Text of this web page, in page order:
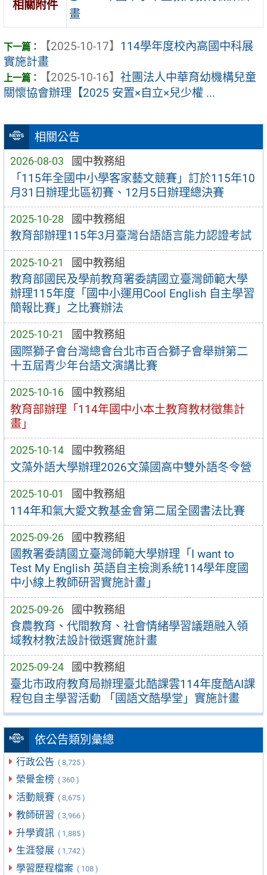
相關公告
2026-08-03 國中教務組
「115年全國中小學客家藝文競賽」訂於115年10
月31日辦理北區初賽、12月5日辦理總決賽
2025-10-28 國中教務組
教育部辦理115年3月臺灣台語語言能力認證考試
2025-10-21 國中教務組
教育部國民及學前教育署委請國立臺灣師範大學
辦理115年度「國中小運用Cool English 自主學習
簡報比賽」之比賽辦法
2025-10-21 國中教務組
國際獅子會台灣總會台北市百合獅子會舉辦第二
十五屆青少年台語文演講比賽
2025-10-16 國中教務組
教育部辦理「114年國中小本土教育教材徵集計
畫」
2025-10-14 國中教務組
文藻外語大學辦理2026文藻國高中雙外語冬令營
2025-10-01 國中教務組
114年和氣大愛文教基金會第二屆全國書法比賽
2025-09-26 國中教務組
國教署委請國立臺灣師範大學辦理「I want to
Test My English 英語自主檢測系統114學年度國
中小線上教師研習實施計畫」
2025-09-26 國中教務組
食農教育、代間教育、社會情緒學習議題融入領
域教材教法設計徵選實施計畫
2025-09-24 國中教務組
臺北市政府教育局辦理臺北酷課雲114年度酷AI課
程包自主學習活動 「國語文酷學堂」實施計畫
依公告類別彙總
行政公告 ( 8,725 )
榮譽金榜 ( 360 )
活動競賽 ( 8,675 )
教師研習 ( 3,966 )
升學資訊 ( 1,885 )
生涯發展 ( 1,742 )
學習歷程檔案 ( 108 )
相關附件
畫
【2025-10-17】 114學年度校內高國中科展
實施計畫
【2025-10-16】 社團法人中華育幼機構兒童
關懷協會辦理【2025 安置×自立×兒少權 ...